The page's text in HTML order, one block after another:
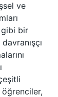
ve
gibi bir